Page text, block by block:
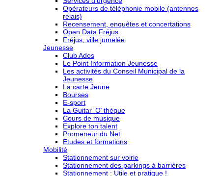
Opérateurs de téléphonie mobile (antennes
relais)
Recensement, enquêtes et concertations
Open Data Fréjus
Fréjus, ville jumelée
Jeunesse
Club Ados
Le Point Information Jeunesse
Les activités du Conseil Municipal de la
Jeunesse
La carte Jeune
Bourses
E-sport
La Guitar’ O’ thèque
Cours de musique
Explore ton talent
Promeneur du Net
Etudes et formations
Mobilité
Stationnement sur voirie
Stationnement des parkings à barrières
Stationnement : Utile et pratique !